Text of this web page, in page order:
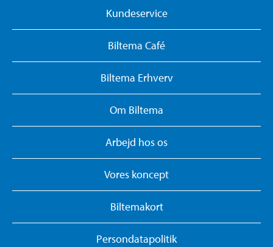
Kundeservice
Biltema Café
Biltema Erhverv
Om Biltema
Arbejd hos os
Vores koncept
Biltemakort
Persondatapolitik